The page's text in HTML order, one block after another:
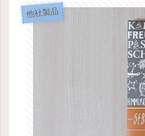
他社製品